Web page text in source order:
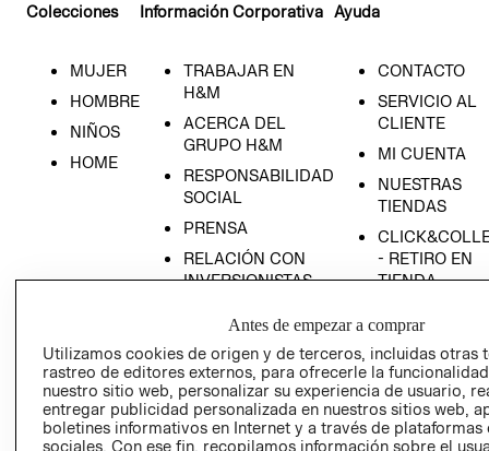
Colecciones
MUJER
HOMBRE
NIÑOS
HOME
Información Corporativa
TRABAJAR EN
H&M
ACERCA DEL
GRUPO H&M
RESPONSABILIDAD
SOCIAL
PRENSA
RELACIÓN CON
INVERSIONISTAS
EMPRESARIAL
Ayuda
CONTACTO
SERVICIO AL
CLIENTE
MI CUENTA
NUESTRAS
TIENDAS
- RETIRO EN
TIENDA
CONDICIONES
AVISO DE
PRIVACIDAD
GIFT CARD
AVISO DE
Antes de empezar a comprar
Utilizamos cookies de origen y de terceros, incluidas otras
rastreo de editores externos, para ofrecerle la
nuestro sitio web, personalizar su experiencia de usuario,
entregar publicidad personalizada en nuestros sitios web,
boletines informativos en Internet y a través de plataformas
sociales. Con ese fin, recopilamos información sobre el